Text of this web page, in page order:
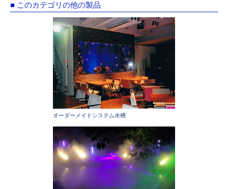
■ このカテゴリの他の製品
オーダーメイドシステム水槽